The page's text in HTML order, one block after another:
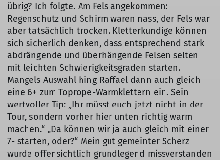
übrig? Ich folgte. Am Fels angekommen:
Regenschutz und Schirm waren nass, der Fels war
aber tatsächlich trocken. Kletterkundige können
sich sicherlich denken, dass entsprechend stark
abdrängende und überhängende Felsen selten
mit leichten Schwierigkeitsgraden starten.
Mangels Auswahl hing Raffael dann auch gleich
eine 6+ zum Toprope-Warmklettern ein. Sein
wertvoller Tip: „Ihr müsst euch jetzt nicht in der
Tour, sondern vorher hier unten richtig warm
machen.“ „Da können wir ja auch gleich mit einer
7- starten, oder?“ Mein gut gemeinter Scherz
wurde offensichtlich grundlegend missverstanden